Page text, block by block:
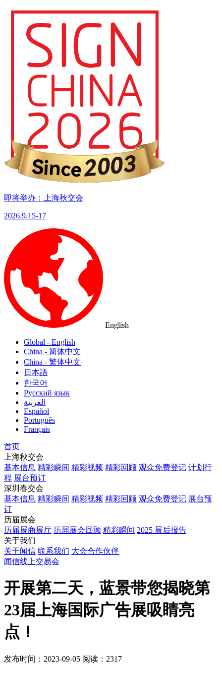
即将举办：上海秋交会
2026.9.15-17
English
Global - English
China - 简体中文
China - 繁体中文
日本語
한국어
Русский язык
العربية
Español
Português
Français
首页
上海秋交会
基本信息 精彩瞬间 精彩视频 精彩回顾 观众免费登记 计划行
程 展台预订
深圳春交会
基本信息 精彩瞬间 精彩视频 精彩回顾 观众免费登记 展台预
订
历届展会
历届展商展厅 历届展会回顾 精彩瞬间 2025 展后报告
关于我们
关于闻信 联系我们 大会合作伙伴
闻信线上交易会
开展第二天，蓝景带您揭晓第
23届上海国际广告展吸睛亮
点！
发布时间：2023-09-05 阅读：2317